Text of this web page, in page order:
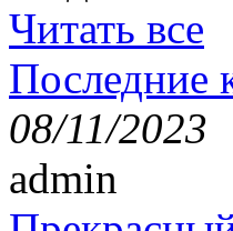
Читать все
Последние
08/11/2023
admin